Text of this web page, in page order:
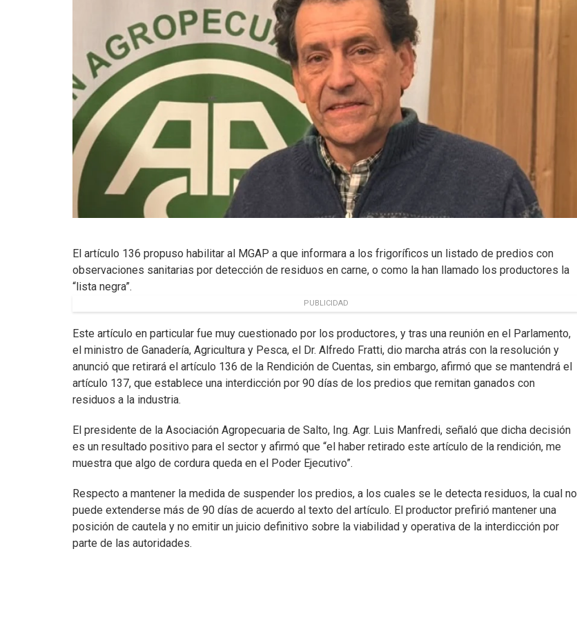
El artículo 136 propuso habilitar al MGAP a que informara a los frigoríficos un listado de predios con
observaciones sanitarias por detección de residuos en carne, o como la han llamado los productores la
“lista negra”.
PUBLICIDAD
Este artículo en particular fue muy cuestionado por los productores, y tras una reunión en el Parlamento,
el ministro de Ganadería, Agricultura y Pesca, el Dr. Alfredo Fratti, dio marcha atrás con la resolución y
anunció que retirará el artículo 136 de la Rendición de Cuentas, sin embargo, afirmó que se mantendrá el
artículo 137, que establece una interdicción por 90 días de los predios que remitan ganados con
residuos a la industria.
El presidente de la Asociación Agropecuaria de Salto, Ing. Agr. Luis Manfredi, señaló que dicha decisión
es un resultado positivo para el sector y afirmó que “el haber retirado este artículo de la rendición, me
muestra que algo de cordura queda en el Poder Ejecutivo”.
Respecto a mantener la medida de suspender los predios, a los cuales se le detecta residuos, la cual no
puede extenderse más de 90 días de acuerdo al texto del artículo. El productor prefirió mantener una
posición de cautela y no emitir un juicio definitivo sobre la viabilidad y operativa de la interdicción por
parte de las autoridades.